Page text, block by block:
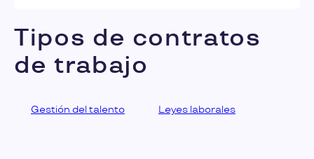
Tipos de contratos
de trabajo
Gestión del talento Leyes laborales